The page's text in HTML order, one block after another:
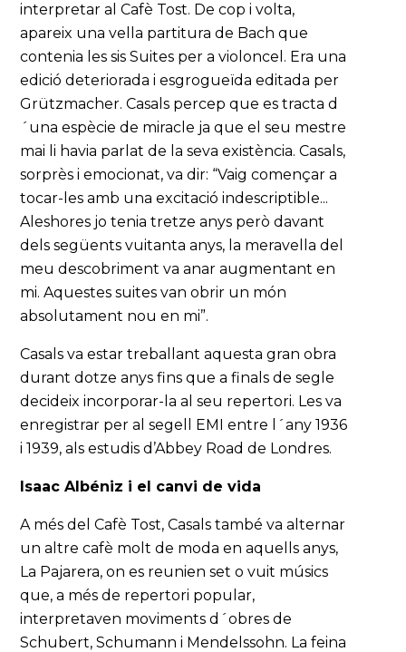
interpretar al Cafè Tost. De cop i volta,
apareix una vella partitura de Bach que
contenia les sis Suites per a violoncel. Era una
edició deteriorada i esgrogueïda editada per
Grützmacher. Casals percep que es tracta d
´una espècie de miracle ja que el seu mestre
mai li havia parlat de la seva existència. Casals,
sorprès i emocionat, va dir: “Vaig començar a
tocar-les amb una excitació indescriptible...
Aleshores jo tenia tretze anys però davant
dels següents vuitanta anys, la meravella del
meu descobriment va anar augmentant en
mi. Aquestes suites van obrir un món
absolutament nou en mi”.
Casals va estar treballant aquesta gran obra
durant dotze anys fins que a finals de segle
decideix incorporar-la al seu repertori. Les va
enregistrar per al segell EMI entre l´any 1936
i 1939, als estudis d’Abbey Road de Londres.
Isaac Albéniz i el canvi de vida
A més del Cafè Tost, Casals també va alternar
un altre cafè molt de moda en aquells anys,
La Pajarera, on es reunien set o vuit músics
que, a més de repertori popular,
interpretaven moviments d´obres de
Schubert, Schumann i Mendelssohn. La feina